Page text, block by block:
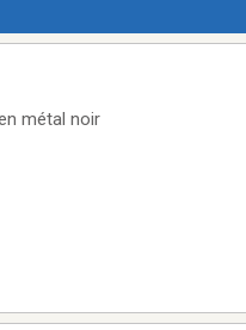
métal noir